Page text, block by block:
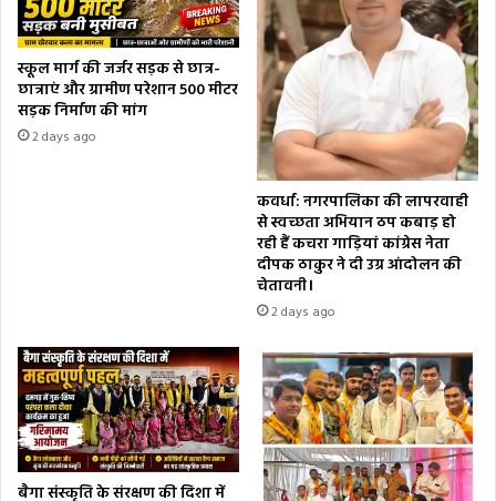
स्कूल मार्ग की जर्जर सड़क से छात्र-
छात्राएं और ग्रामीण परेशान 500 मीटर
सड़क निर्माण की मांग
2 days ago
कवर्धा: नगरपालिका की लापरवाही
से स्वच्छता अभियान ठप कबाड़ हो
रही हैं कचरा गाड़ियां कांग्रेस नेता
दीपक ठाकुर ने दी उग्र आंदोलन की
चेतावनी।
2 days ago
बैगा संस्कृति के संरक्षण की दिशा में